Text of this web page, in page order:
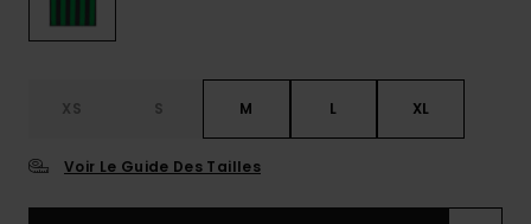
XS S M L XL
Voir Le Guide Des Tailles